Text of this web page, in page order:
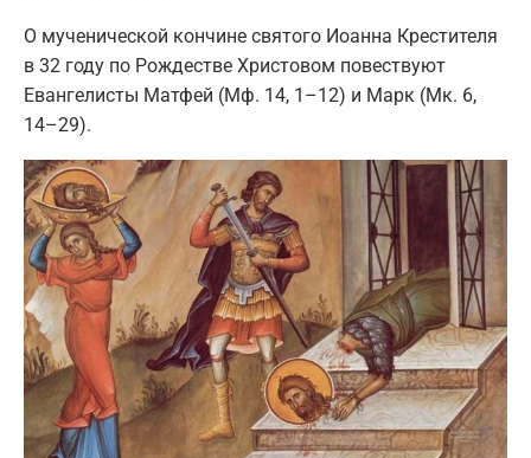
О мученической кончине святого Иоанна Крестителя
в 32 году по Рождестве Христовом повествуют
Евангелисты Матфей (Мф. 14, 1–12) и Марк (Мк. 6,
14–29).